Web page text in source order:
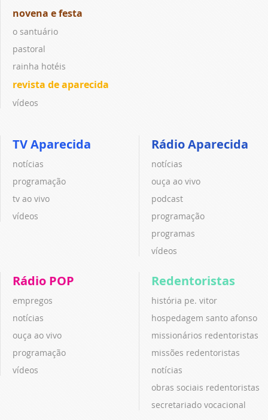
novena e festa
o santuário
pastoral
rainha hotéis
revista de aparecida
vídeos
TV Aparecida
notícias
programação
tv ao vivo
vídeos
Rádio Aparecida
notícias
ouça ao vivo
podcast
programação
programas
vídeos
Rádio POP
empregos
notícias
ouça ao vivo
programação
vídeos
Redentoristas
história pe. vitor
hospedagem santo afonso
missionários redentoristas
missões redentoristas
notícias
obras sociais redentoristas
secretariado vocacional